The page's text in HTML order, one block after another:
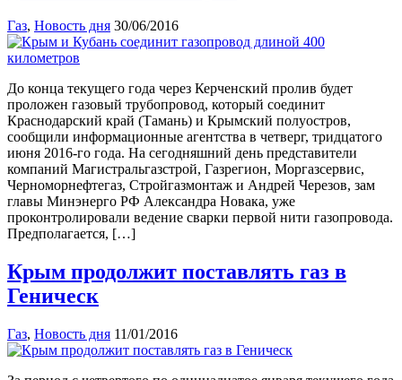
Газ, Новость дня 30/06/2016
До конца текущего года через Керченский пролив будет
проложен газовый трубопровод, который соединит
Краснодарский край (Тамань) и Крымский полуостров,
сообщили информационные агентства в четверг, тридцатого
июня 2016-го года. На сегодняшний день представители
компаний Магистральгазстрой, Газрегион, Моргазсервис,
Черноморнефтегаз, Стройгазмонтаж и Андрей Черезов, зам
главы Минэнерго РФ Александра Новака, уже
проконтролировали ведение сварки первой нити газопровода.
Предполагается, […]
Крым продолжит поставлять газ в
Геническ
Газ, Новость дня 11/01/2016